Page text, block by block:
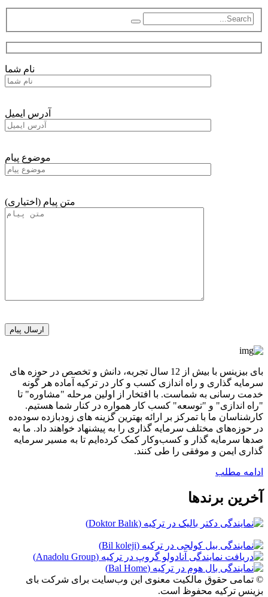
نام شما
آدرس ایمیل
موضوع پیام
متن پیام (اختیاری)
بای بیزینس با بیش از 12 سال تجربه، دانش و تخصص در حوزه های
سرمایه گذاری و راه اندازی کسب و کار در ترکیه آماده هر گونه
خدمت رسانی به شماست. با افتخار از اولین مرحله "مشاوره" تا
"راه اندازی" و "توسعه" کسب کار همواره در کنار شما هستیم.
کارشناسان ما با تمرکز بر ارائه بهترین گزینه های زودبازده سوده‌ده
در حوزه‌های مختلف سرمایه گذاری را به پیشنهاد خواهند داد. ما به
صدها سرمایه گذار و کسب‌وکار کمک کرده‌ایم تا به مسیر سرمایه
گذاری ایمن و موفقی را طی کنند.
ادامه مطلب
آخرین برندها
© تمامی حقوق مالکیت معنوی این وب‌سایت برای شرکت بای
بزینس ترکیه محفوظ است.